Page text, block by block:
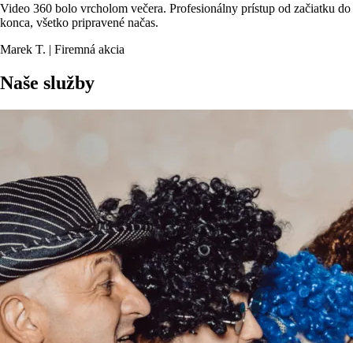
Video 360 bolo vrcholom večera. Profesionálny prístup od začiatku do
konca, všetko pripravené načas.
Marek T. | Firemná akcia
Naše služby